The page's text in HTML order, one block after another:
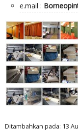
e.mail :
Ditambahkan pada: 13